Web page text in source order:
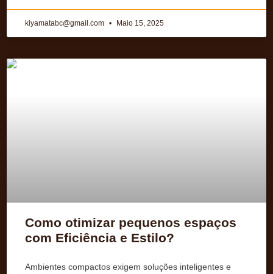
kiyamatabc@gmail.com Maio 15, 2025
Como otimizar pequenos espaços
com Eficiência e Estilo?
Ambientes compactos exigem soluções inteligentes e